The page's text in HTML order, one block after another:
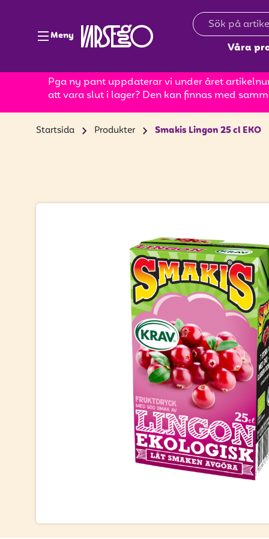
Meny
Våra
Pga ny pant uppdaterar vi under året
att vara slut i lager? Den kan finnas med
Startsida Produkter Smakis Lingon 25 cl EKO